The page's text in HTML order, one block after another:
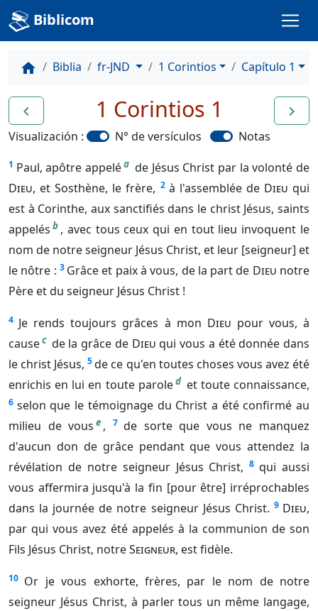
Biblicom
home Biblia fr-JND 1 Corintios Capítulo 1
navigate_before navigate_next
1 Corintios 1
Visualización : N° de versículos Notas
1 Paul, apôtre appeléa de Jésus Christ par la volonté de
Dieu, et Sosthène, le frère, 2 à l'assemblée de Dieu qui
est à Corinthe, aux sanctifiés dans le christ Jésus, saints
appelés b , avec tous ceux qui en tout lieu invoquent le
nom de notre seigneur Jésus Christ, et leur [seigneur] et
le nôtre : 3 Grâce et paix à vous, de la part de Dieu notre
Père et du seigneur Jésus Christ !
4 Je rends toujours grâces à mon Dieu pour vous, à
causec de la grâce de Dieu qui vous a été donnée dans
le christ Jésus, 5de ce qu'en toutes choses vous avez été
enrichis en lui en toute paroled et toute connaissance,
6 selon que le témoignage du Christ a été confirmé au
milieu de vous e , 7 de sorte que vous ne manquez
d'aucun don de grâce pendant que vous attendez la
révélation de notre seigneur Jésus Christ, 8 qui aussi
vous affermira jusqu'à la fin [pour être] irréprochables
dans la journée de notre seigneur Jésus Christ. 9 Dieu,
par qui vous avez été appelés à la communion de son
Fils Jésus Christ, notreSeigneur, est fidèle.
10 Or je vous exhorte, frères, par le nom de notre
seigneur Jésus Christ, à parler tous un même langage,